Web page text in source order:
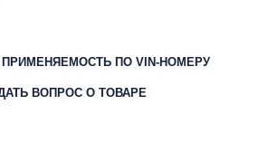
ПО VIN-НОМЕРУ
ВОПРОС О ТОВАРЕ